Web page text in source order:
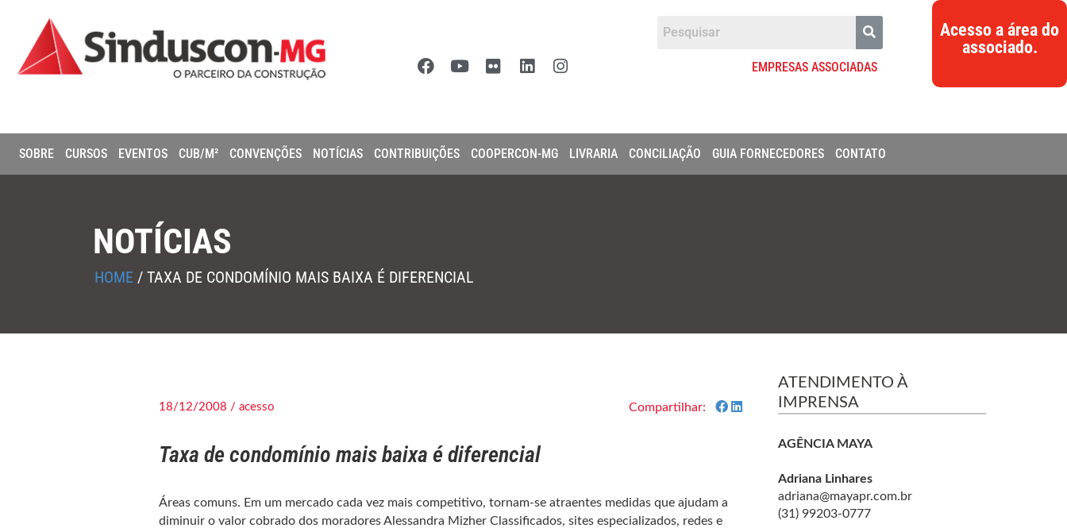
EMPRESAS ASSOCIADAS
Acesso a área do
associado.
SOBRE CURSOS EVENTOS CUB/M² CONVENÇÕES NOTÍCIAS CONTRIBUIÇÕES COOPERCON-MG LIVRARIA CONCILIAÇÃO GUIA FORNECEDORES CONTATO
NOTÍCIAS
HOME / TAXA DE CONDOMÍNIO MAIS BAIXA É DIFERENCIAL
18/12/2008 / acesso Compartilhar:
Taxa de condomínio mais baixa é diferencial
Áreas comuns. Em um mercado cada vez mais competitivo, tornam-se atraentes medidas que ajudam a
diminuir o valor cobrado dos moradores Alessandra Mizher Classificados, sites especializados, redes e
ATENDIMENTO À
IMPRENSA
AGÊNCIA MAYA
Adriana Linhares
adriana@mayapr.com.br
(31) 99203-0777